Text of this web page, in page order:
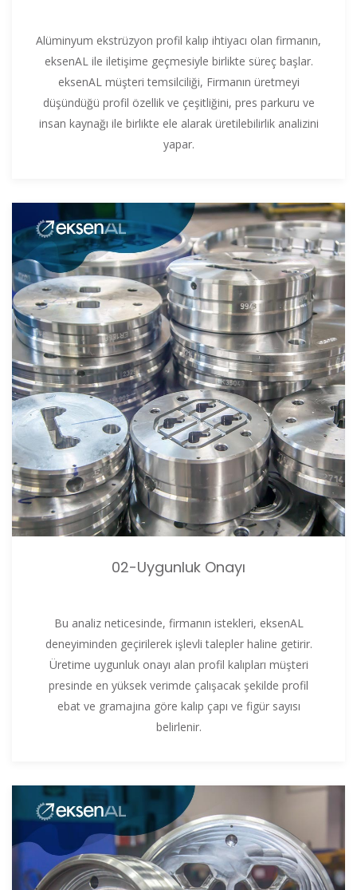
Alüminyum ekstrüzyon profil kalıp ihtiyacı olan firmanın,
eksenAL ile iletişime geçmesiyle birlikte süreç başlar.
eksenAL müşteri temsilciliği, Firmanın üretmeyi
düşündüğü profil özellik ve çeşitliğini, pres parkuru ve
insan kaynağı ile birlikte ele alarak üretilebilirlik analizini
yapar.
02-Uygunluk Onayı
Bu analiz neticesinde, firmanın istekleri, eksenAL
deneyiminden geçirilerek işlevli talepler haline getirir.
Üretime uygunluk onayı alan profil kalıpları müşteri
presinde en yüksek verimde çalışacak şekilde profil
ebat ve gramajına göre kalıp çapı ve figür sayısı
belirlenir.